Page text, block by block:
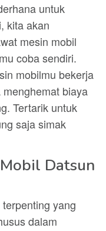
untuk
kita akan
mesin mobil
coba sendiri.
mobilmu bekerja
biaya
Tertarik untuk
saja simak
Datsun
yang
dalam